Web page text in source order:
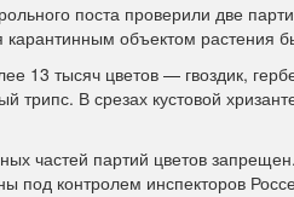
поста проверили две
объектом растения
13 тысяч цветов — гвоздик,
трипс. В срезах кустовой
частей партий цветов
под контролем инспекторов